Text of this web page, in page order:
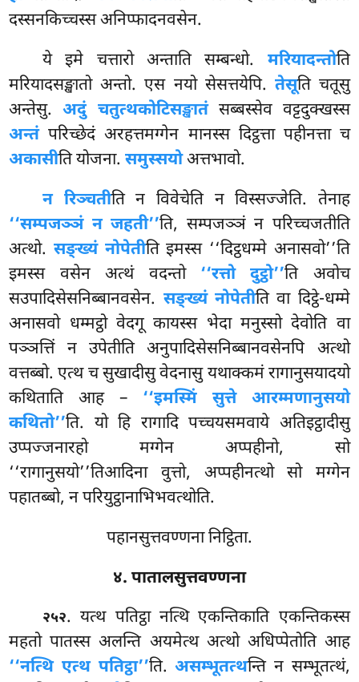
दस्सनकिच्चस्स अनिप्फादनवसेन.
ये इमे चत्तारो अन्ताति सम्बन्धो. मरियादन्तोति
मरियादसङ्खातो अन्तो. एस नयो सेसत्तयेपि. तेसूति चतूसु
अन्तेसु.अदुं चतुत्थकोटिसङ्खातंसब्बस्सेव वट्टदुक्खस्स
अन्तंपरिच्छेदं अरहत्तमग्गेन मानस्स दिट्ठत्ता पहीनत्ता च
अकासीति योजना.समुस्सयोअत्तभावो.
न रिञ्चतीति न विवेचेति न विस्सज्जेति. तेनाह
‘‘सम्पजञ्ञं न जहती’’ति, सम्पजञ्ञं न परिच्चजतीति
अत्थो. सङ्ख्यं नोपेतीति इमस्स ‘‘दिट्ठधम्मे अनासवो’’ति
इमस्स वसेन अत्थं वदन्तो ‘‘रत्तो दुट्ठो’’ति अवोच
सउपादिसेसनिब्बानवसेन. सङ्ख्यं नोपेतीति वा दिट्ठे-धम्मे
अनासवो धम्मट्ठो वेदगू कायस्स भेदा मनुस्सो देवोति वा
पञ्ञत्तिं न उपेतीति अनुपादिसेसनिब्बानवसेनपि अत्थो
वत्तब्बो. एत्थ च सुखादीसु वेदनासु यथाक्कमंरागानुसयादयो
कथिताति आह – ‘‘इमस्मिं सुत्ते आरम्मणानुसयो
कथितो’’ति. यो हि रागादि पच्चयसमवाये अतिइट्ठादीसु
उप्पज्जनारहो मग्गेन अप्पहीनो, सो
‘‘रागानुसयो’’तिआदिना वुत्तो, अप्पहीनत्थो सो मग्गेन
पहातब्बो, न परियुट्ठानाभिभवत्थोति.
पहानसुत्तवण्णना निट्ठिता.
४. पातालसुत्तवण्णना
२५२. यत्थ पतिट्ठा नत्थि एकन्तिकाति एकन्तिकस्स
महतो पातस्स अलन्ति अयमेत्थ अत्थो अधिप्पेतोति आह
‘‘नत्थि एत्थ पतिट्ठा’’ति.असम्भूतत्थन्ति न सम्भूतत्थं,